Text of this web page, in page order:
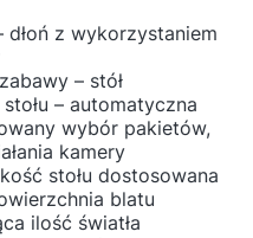
z wykorzystaniem
– stół
– automatyczna
wybór pakietów,
kamery
stołu dostosowana
blatu
ilość światła